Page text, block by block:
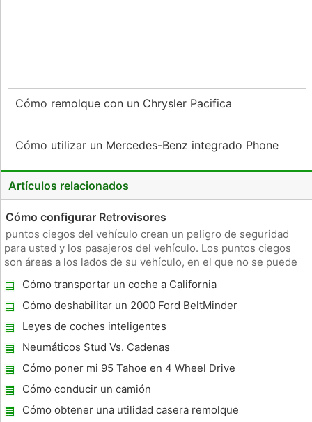
Cómo remolque con un Chrysler Pacifica
Cómo utilizar un Mercedes-Benz integrado Phone
Artículos relacionados
Cómo configurar Retrovisores
puntos ciegos del vehículo crean un peligro de seguridad
para usted y los pasajeros del vehículo. Los puntos ciegos
son áreas a los lados de su vehículo, en el que no se puede
espejos retrovisores correctamente le permite ver un objeto
al que
Cómo transportar un coche a California
Cómo deshabilitar un 2000 Ford BeltMinder
Leyes de coches inteligentes
Neumáticos Stud Vs. Cadenas
Cómo poner mi 95 Tahoe en 4 Wheel Drive
Cómo conducir un camión
Cómo obtener una utilidad casera remolque